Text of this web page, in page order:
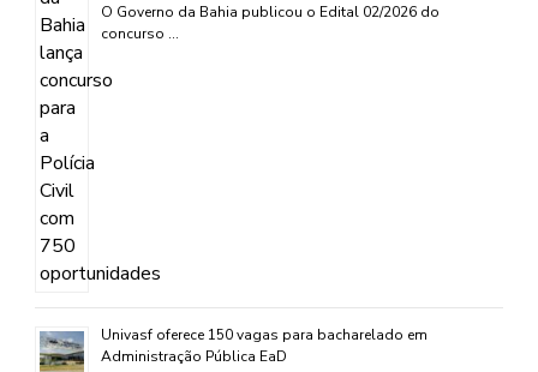
O Governo da Bahia publicou o Edital 02/2026 do
concurso …
Univasf oferece 150 vagas para bacharelado em
Administração Pública EaD